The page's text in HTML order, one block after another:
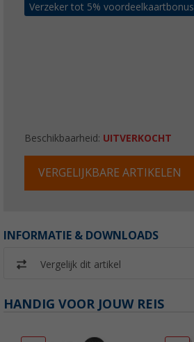
Verzeker tot 5% voordeelkaartbonus
Beschikbaarheid: UITVERKOCHT
VERGELIJKBARE ARTIKELEN
INFORMATIE & DOWNLOADS
Vergelijk dit artikel
HANDIG VOOR JOUW REIS